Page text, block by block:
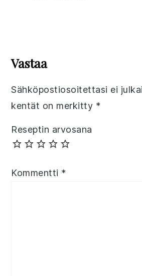
Interactions
Vastaa
Sähköpostiosoitettasi ei
kentät on merkitty *
Reseptin arvosana
Kommentti *